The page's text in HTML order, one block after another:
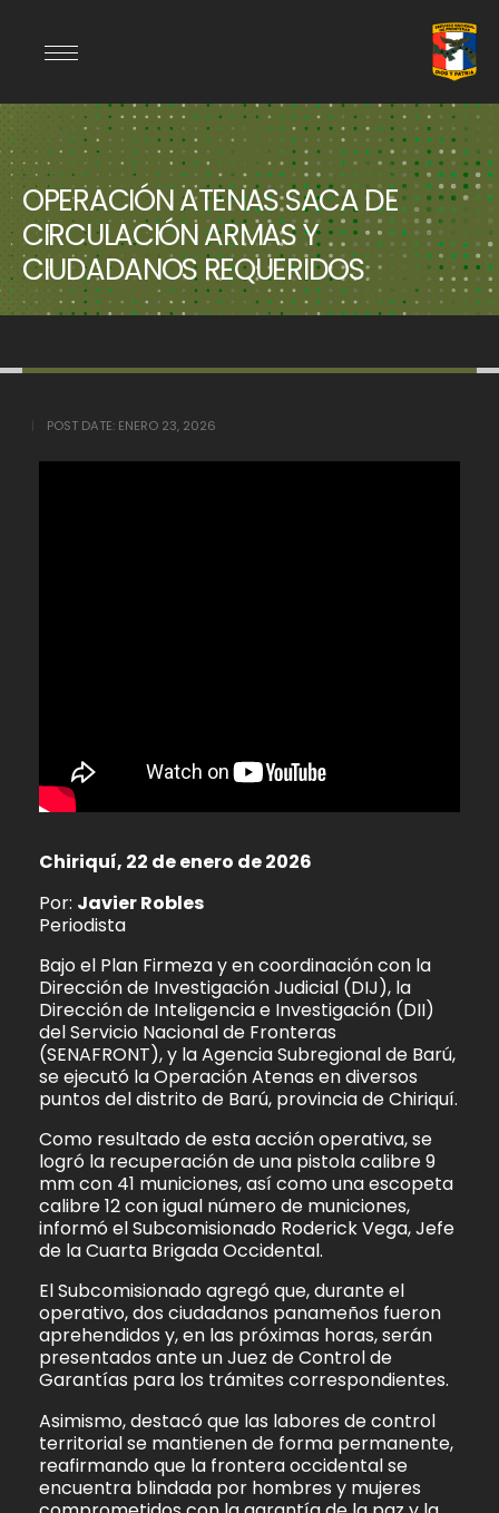
OPERACIÓN ATENAS SACA DE
CIRCULACIÓN ARMAS Y
CIUDADANOS REQUERIDOS
POST DATE: ENERO 23, 2026
Chiriquí, 22 de enero de 2026
Por: Javier Robles
Periodista
Bajo el Plan Firmeza y en coordinación con la
Dirección de Investigación Judicial (DIJ), la
Dirección de Inteligencia e Investigación (DII)
del Servicio Nacional de Fronteras
(SENAFRONT), y la Agencia Subregional de Barú,
se ejecutó la Operación Atenas en diversos
puntos del distrito de Barú, provincia de Chiriquí.
Como resultado de esta acción operativa, se
logró la recuperación de una pistola calibre 9
mm con 41 municiones, así como una escopeta
calibre 12 con igual número de municiones,
informó el Subcomisionado Roderick Vega, Jefe
de la Cuarta Brigada Occidental.
El Subcomisionado agregó que, durante el
operativo, dos ciudadanos panameños fueron
aprehendidos y, en las próximas horas, serán
presentados ante un Juez de Control de
Garantías para los trámites correspondientes.
Asimismo, destacó que las labores de control
territorial se mantienen de forma permanente,
reafirmando que la frontera occidental se
encuentra blindada por hombres y mujeres